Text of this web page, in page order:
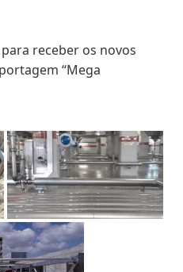
receber os novos
“Mega